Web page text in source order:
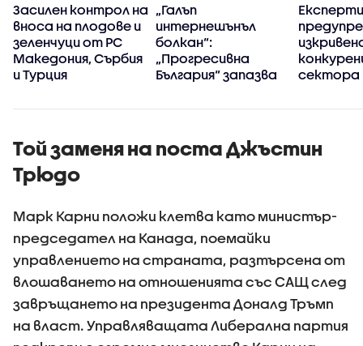
Засилен контрол на
вноса на плодове и
зеленчуци от РС
Македония, Сърбия
и Турция
„Галъп
интернешънъл
болкан“:
„Прогресивна
България“ запазва
доверие през
управление
Експерти
сектора
Той заменя на поста Джъстин
Трюдо
Марк Карни положи клетва като министър-
председател на Канада, поемайки
управлението на страната, разтърсена от
влошаването на отношенията със САЩ след
завръщането на президента Доналд Тръмп
на власт. Управляващата Либерална партия